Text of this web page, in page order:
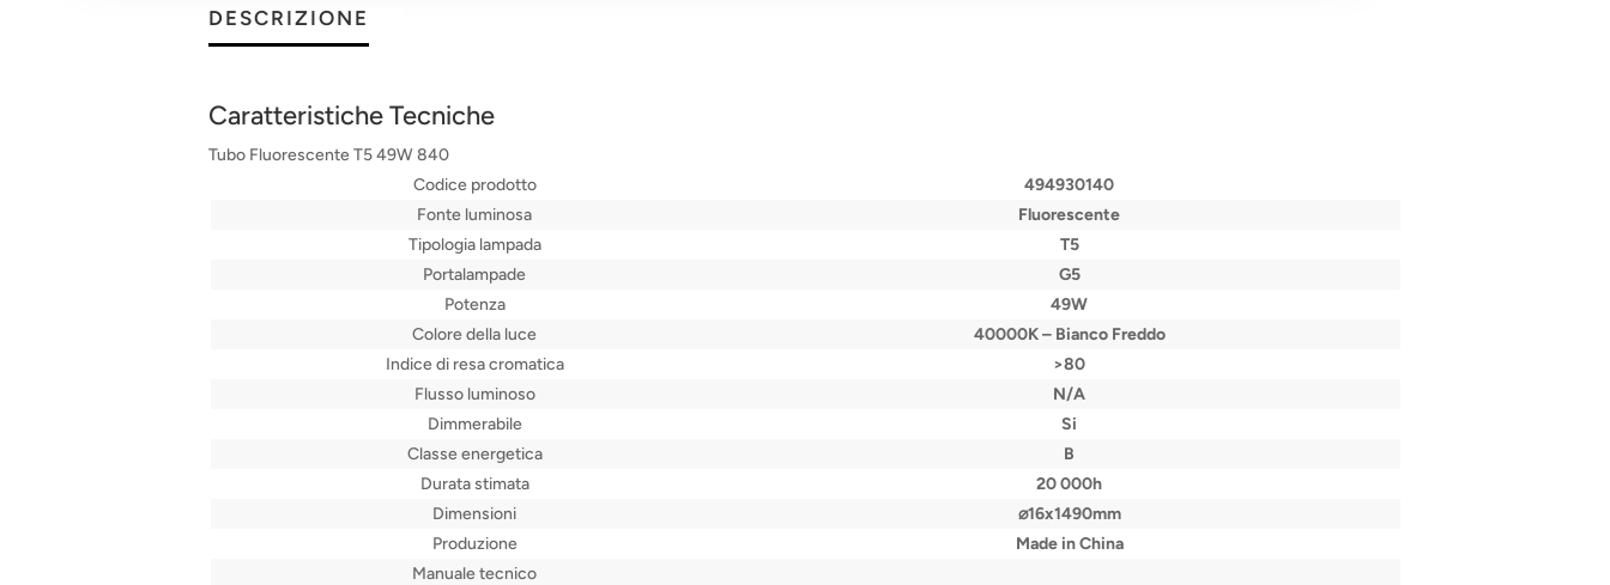
DESCRIZIONE
Caratteristiche Tecniche
Tubo Fluorescente T5 49W 840
Codice prodotto
494930140
Fonte luminosa
Fluorescente
Tipologia lampada
T5
Portalampade
G5
Potenza
49W
Colore della luce
40000K – Bianco Freddo
Indice di resa cromatica
>80
Flusso luminoso
N/A
Dimmerabile
Si
Classe energetica
B
Durata stimata
20 000h
Dimensioni
⌀16x1490mm
Produzione
Made in China
Manuale tecnico